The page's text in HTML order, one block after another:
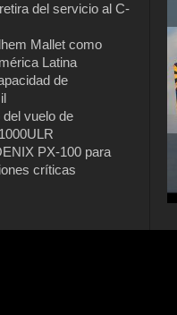
del servicio al C-
Mallet como
Latina
de
vuelo de
PX-100 para
críticas
la US Navy retira del